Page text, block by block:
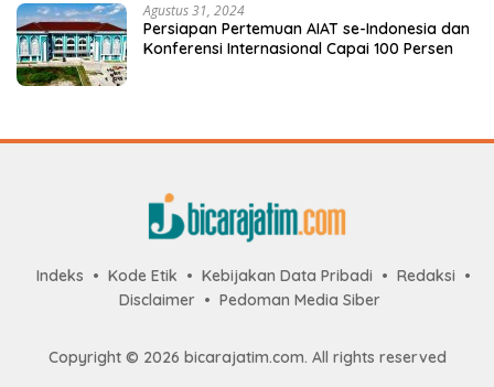
Agustus 31, 2024
Persiapan Pertemuan AIAT se-Indonesia dan
Konferensi Internasional Capai 100 Persen
Indeks Kode Etik Kebijakan Data Pribadi
Redaksi
Disclaimer
Pedoman Media Siber
Copyright © 2026 bicarajatim.com. All rights reserved